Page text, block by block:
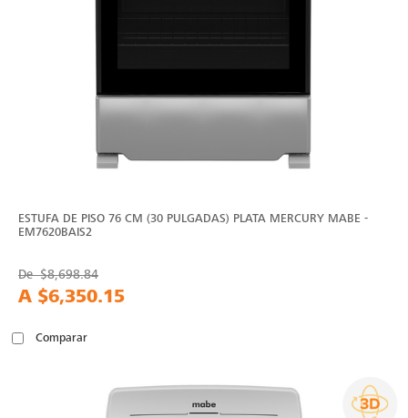
ESTUFA DE PISO 76 CM (30 PULGADAS) PLATA MERCURY MABE -
EM7620BAIS2
De$8,698.84
A $6,350.15
Comparar